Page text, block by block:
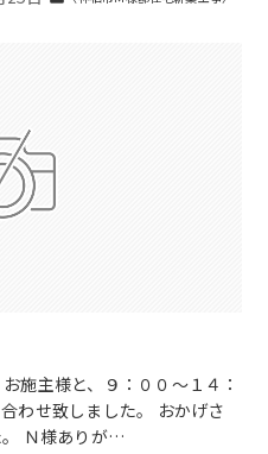
施主様と、９：００～１４：
わせ致しました。 おかげさ
。 Ｎ様ありが…